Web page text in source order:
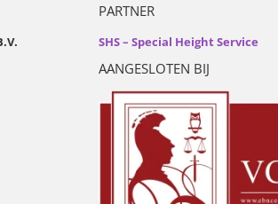
PARTNER
SHS – Special Height Service
AANGESLOTEN BIJ